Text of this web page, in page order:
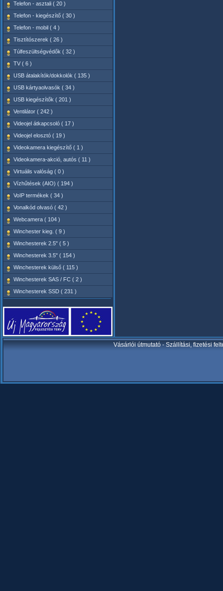
Telefon - asztali ( 20 )
Telefon - kiegészítő ( 30 )
Telefon - mobil ( 4 )
Tisztítószerek ( 26 )
Túlfeszültségvédők ( 32 )
TV ( 6 )
USB átalakítók/dokkolók ( 135 )
USB kártyaolvasók ( 34 )
USB kiegészítők ( 201 )
Ventilátor ( 242 )
Videojel átkapcsoló ( 17 )
Videojel elosztó ( 19 )
Videokamera kiegészítő ( 1 )
Videokamera-akció, autós ( 11 )
Virtuális valóság ( 0 )
Vízhűtések (AIO) ( 194 )
VoIP termékek ( 34 )
Vonalkód olvasó ( 42 )
Webcamera ( 104 )
Winchester kieg. ( 9 )
Winchesterek 2.5" ( 5 )
Winchesterek 3.5" ( 154 )
Winchesterek külső ( 115 )
Winchesterek SAS / FC ( 2 )
Winchesterek SSD ( 231 )
Vásárlói útmutató-Szállítási, fizetési